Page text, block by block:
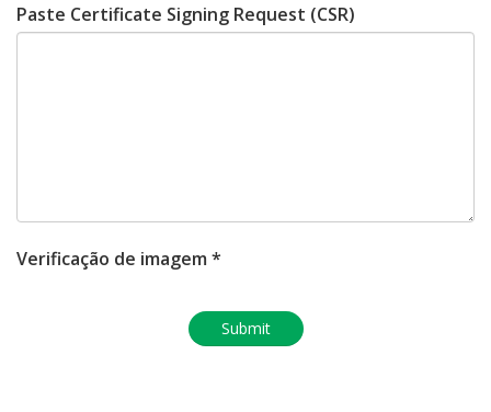
Paste Certificate Signing Request (CSR)
Verificação de imagem *